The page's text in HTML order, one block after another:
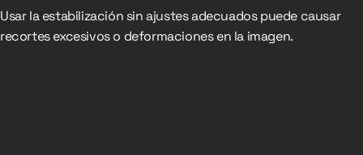
Usar la estabilización sin ajustes adecuados puede causar
recortes excesivos o deformaciones en la imagen.